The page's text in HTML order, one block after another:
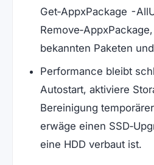
Get‑AppxPackage -
bekannten Paketen
Performance bleibt
Autostart, aktiviere
Bereinigung
erwäge einen
eine HDD verbaut ist.